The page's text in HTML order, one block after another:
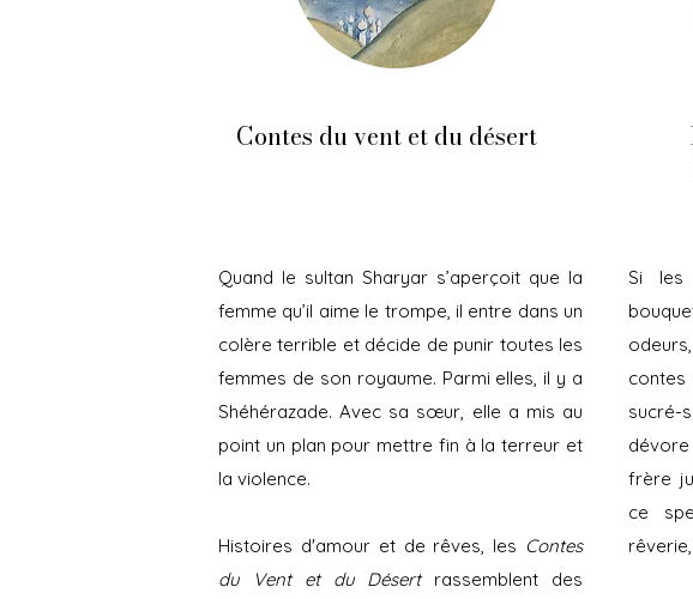
Contes du vent et du désert
Quand le sultan Sharyar s’aperçoit que la
femme qu’il aime le trompe, il entre dans un
colère terrible et décide de punir toutes les
femmes de son royaume. Parmi elles, il y a
Shéhérazade. Avec sa sœur, elle a mis au
point un plan pour mettre fin à la terreur et
la violence.
Histoires d'amour et de rêves, les Contes
du Vent et du Désertrassemblent des
Si les
sucré-
frère
ce